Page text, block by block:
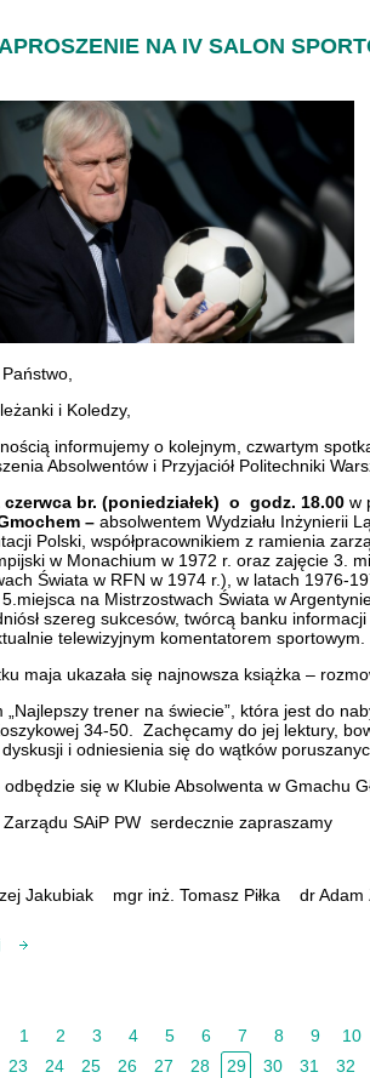
NA IV SALON
i Koledzy,
informujemy o kolejnym, czwartym
Absolwentów i Przyjaciół Politechniki
czerwca br. (poniedziałek) o godz. 18.00 w
– absolwentem Wydziału Inżynierii
Polski, współpracownikiem z ramienia
w Monachium w 1972 r. oraz zajęcie 3.
Świata w RFN w 1974 r.), w latach 1976-
na Mistrzostwach Świata w
szereg sukcesów, twórcą banku
telewizyjnym komentatorem sportowym.
maja ukazała się najnowsza książka –
„Najlepszy trener na świecie”, która jest do
34-50. Zachęcamy do jej lektury,
i odniesienia się do wątków
się w Klubie Absolwenta w Gmachu
Zarządu SAiP PW serdecznie zapraszamy
Jakubiak mgr inż. Tomasz Piłka dr Adam
< Nowsze
1 2 3 4 5 6 7 8 9
10
23 24 25 26 27 28 29 30 31
32